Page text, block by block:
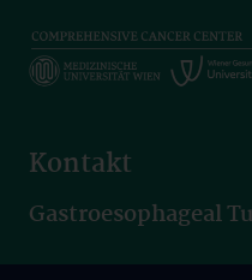
main
Kontakt
Gastroesophageal